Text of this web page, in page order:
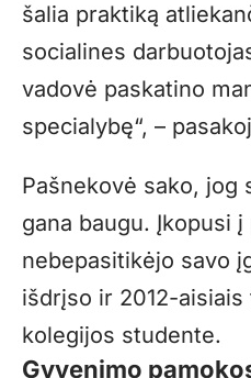
šalia praktiką
socialines
vadovė paskatino
specialybę“, –
Pašnekovė sako, jog
gana baugu. Įkopusi
nebepasitikėjo savo
išdrįso ir 2012-aisiais
kolegijos studente.
Gyvenimo